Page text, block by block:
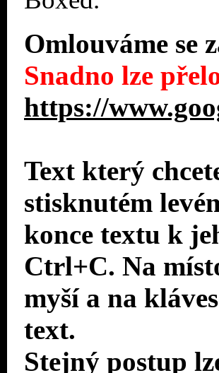
Omlouváme se
Snadno lze
https://
Text který
stisknutém
konce textu k
Ctrl+C. Na
myší a na
text.
Stejný postup